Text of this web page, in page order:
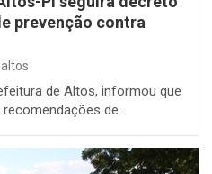
prevenção contra
de Altos, informou que
de…